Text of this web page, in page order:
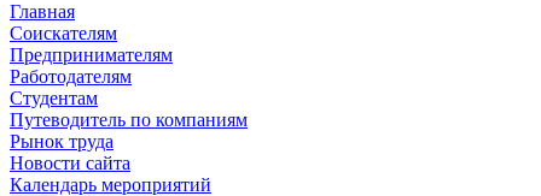
Главная
Соискателям
Предпринимателям
Работодателям
Студентам
Путеводитель по компаниям
Рынок труда
Новости сайта
Календарь мероприятий